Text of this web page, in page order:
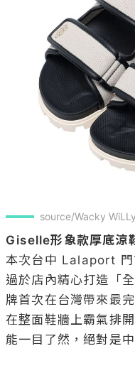
source/Wacky WiLLy
Giselle形象款厚底涼
本次台中 Lalaport 門
過於店內精心打造「
牌首次在台灣帶來最
在整面鞋牆上霸氣排
能一目了然，絕對是